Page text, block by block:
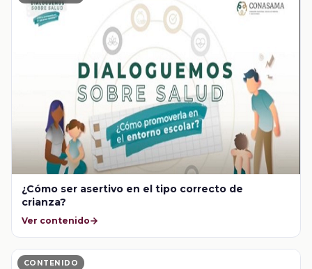
¿Cómo ser asertivo en el tipo correcto de
crianza?
Ver contenido
CONTENIDO